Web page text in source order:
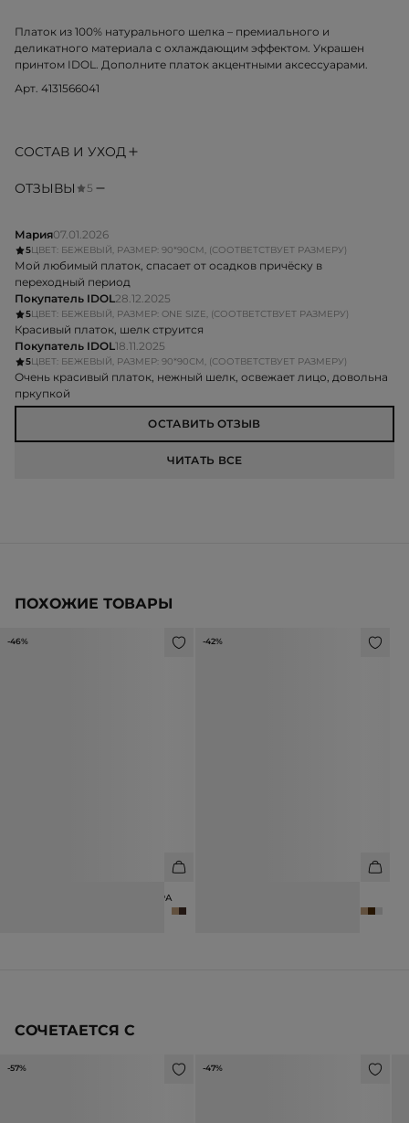
Платок из 100% натурального шелка – премиального и
деликатного материала с охлаждающим эффектом. Украшен
принтом IDOL. Дополните платок акцентными аксессуарами.
Арт. 4131566041
СОСТАВ И УХОД
ОТЗЫВЫ 5
Мария07.01.2026
5ЦВЕТ: БЕЖЕВЫЙ, РАЗМЕР: 90*90СМ, (СООТВЕТСТВУЕТ РАЗМЕРУ)
Мой любимый платок, спасает от осадков причёску в
переходный период
Покупатель IDOL28.12.2025
5ЦВЕТ: БЕЖЕВЫЙ, РАЗМЕР: ONE SIZE, (СООТВЕТСТВУЕТ РАЗМЕРУ)
Красивый платок, шелк струится
Покупатель IDOL18.11.2025
5ЦВЕТ: БЕЖЕВЫЙ, РАЗМЕР: 90*90СМ, (СООТВЕТСТВУЕТ РАЗМЕРУ)
Очень красивый платок, нежный шелк, освежает лицо, довольна
пркупкой
ОСТАВИТЬ ОТЗЫВ
ЧИТАТЬ ВСЕ
СОЧЕТАЕТСЯ С
-57% -47%
ПОХОЖИЕ ТОВАРЫ
-46%
ШАРФ ИЗ ШЕРСТИ И КАШЕМИРА
-42%